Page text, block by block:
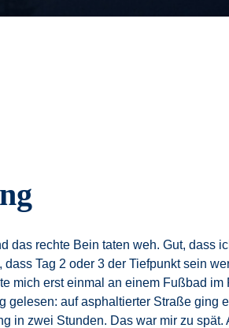
das rechte Bein taten weh. Gut, dass
Tag 2 oder 3 der Tiefpunkt sein
mich erst einmal an einem Fußbad
gelesen: auf asphaltierter Straße ging
in zwei Stunden. Das war mir zu